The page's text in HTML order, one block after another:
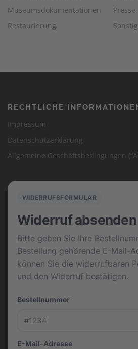
Museumsdokumentationen
Presse
Restaurierung
RECHTLICHE
Impressum
Datenschutzerklärung
Allgemeine Geschäftsbedingungen
WIDERRUFSFORMULAR
Widerruf absenden
Bitte geben Sie Ihre
Bestellung gehörende E-Mail-
können Sie die widerrufbaren
und den Widerruf bestätigen.
Bestellnummer
E-Mail-Adresse